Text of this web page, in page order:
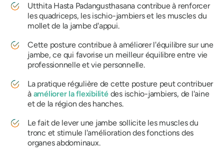
Utthita Hasta Padangusthasana contribue à renforcer
les quadriceps, les ischio-jambiers et les muscles du
mollet de la jambe d'appui.
Cette posture contribue à améliorer l'équilibre sur une
jambe, ce qui favorise un meilleur équilibre entre vie
professionnelle et vie personnelle.
La pratique régulière de cette posture peut contribuer
à améliorer la flexibilitédes ischio-jambiers, de l'aine
et de la région des hanches.
Le fait de lever une jambe sollicite les muscles du
tronc et stimule l'amélioration des fonctions des
organes abdominaux.